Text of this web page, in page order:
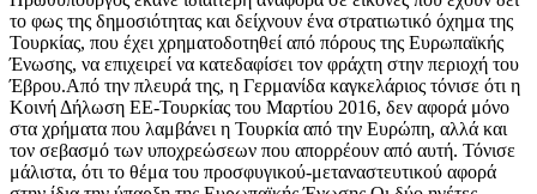
το φως της δημοσιότητας και δείχνουν ένα στρατιωτικό όχημα της
Τουρκίας, που έχει χρηματοδοτηθεί από πόρους της Ευρωπαϊκής
Ένωσης, να επιχειρεί να κατεδαφίσει τον φράχτη στην περιοχή του
Έβρου.Από την πλευρά της, η Γερμανίδα καγκελάριος τόνισε ότι η
Κοινή Δήλωση ΕΕ-Τουρκίας του Μαρτίου 2016, δεν αφορά μόνο
στα χρήματα που λαμβάνει η Τουρκία από την Ευρώπη, αλλά και
τον σεβασμό των υποχρεώσεων που απορρέουν από αυτή. Τόνισε
μάλιστα, ότι το θέμα του προσφυγικού-μεταναστευτικού αφορά